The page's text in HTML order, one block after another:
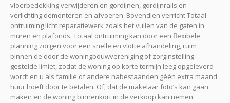
vloerbedekking verwijderen en gordijnen, gordijnrails en
verlichting demonteren en afvoeren. Bovendien verricht Totaal
ontruiming licht reparatiewerk zoals het vullen van de gaten in
muren en plafonds. Totaal ontruiming kan door een flexibele
planning zorgen voor een snelle en vlotte afhandeling, ruim
binnen de door de woningbouwvereniging of zorginstelling
gestelde limiet, zodat de woning op korte termijn leeg opgeleverd
wordt en u als familie of andere nabestaanden géén extra maand
huur hoeft door te betalen. Of; dat de makelaar foto’s kan gaan
maken en de woning binnenkort in de verkoop kan nemen.